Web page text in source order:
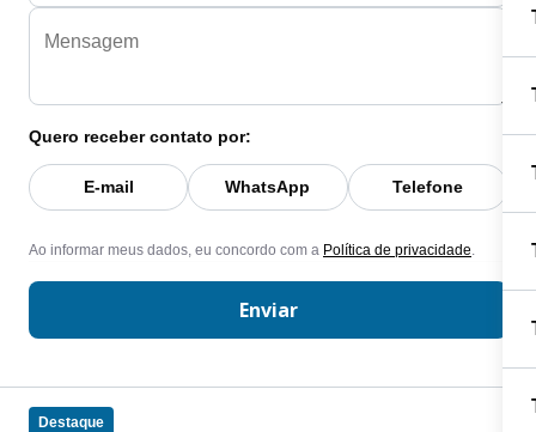
Destaque
Quero receber contato por:
E-mail WhatsApp Telefone
Ao informar meus dados, eu concordo com a Política de privacidade
Enviar